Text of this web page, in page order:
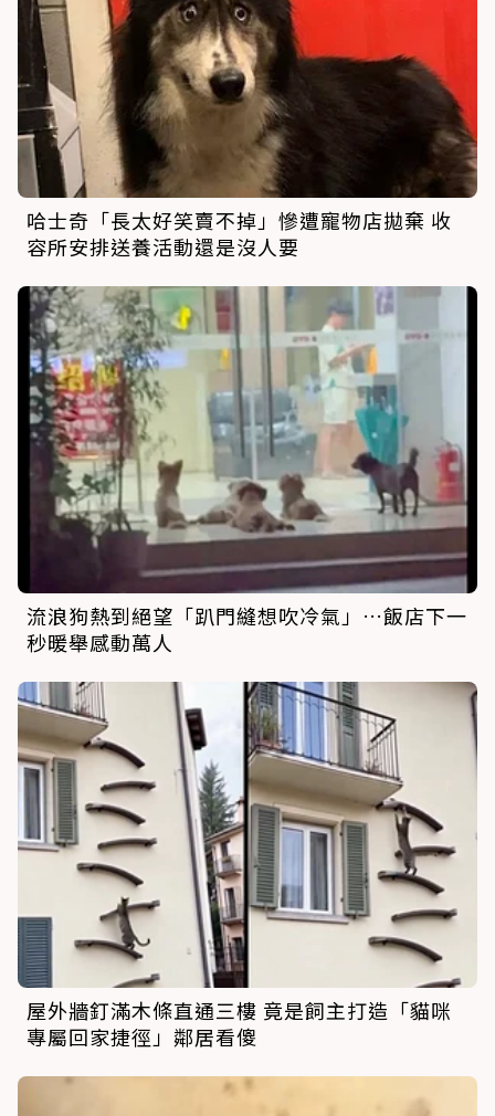
哈士奇「長太好笑賣不掉」慘遭寵物店拋棄 收
容所安排送養活動還是沒人要
流浪狗熱到絕望「趴門縫想吹冷氣」…飯店下一
秒暖舉感動萬人
屋外牆釘滿木條直通三樓 竟是飼主打造「貓咪
專屬回家捷徑」鄰居看傻